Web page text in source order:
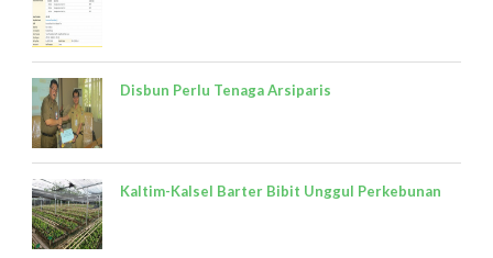
Disbun Perlu Tenaga Arsiparis
Kaltim-Kalsel Barter Bibit Unggul Perkebunan